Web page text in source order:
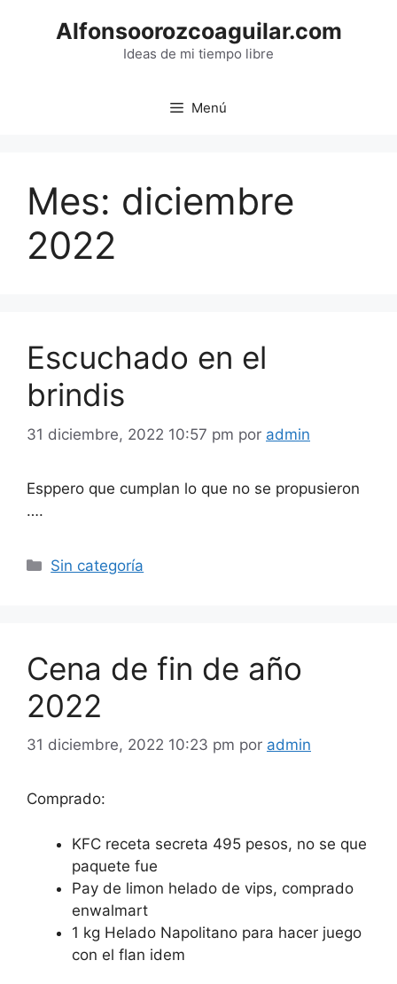
Alfonsoorozcoaguilar.com
Ideas de mi tiempo libre
Menú
Mes: diciembre
2022
Escuchado en el
brindis
31 diciembre, 2022 10:57 pm por admin
Esppero que cumplan lo que no se propusieron
….
Categorías
Sin categoría
Cena de fin de año
2022
31 diciembre, 2022 10:23 pm por admin
Comprado:
KFC receta secreta 495 pesos, no se que
paquete fue
Pay de limon helado de vips, comprado
enwalmart
1 kg Helado Napolitano para hacer juego
con el flan idem